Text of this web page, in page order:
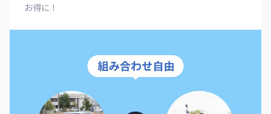
お得に！